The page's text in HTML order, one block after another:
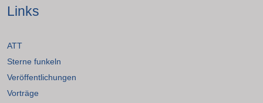
Links
ATT
Sterne funkeln
Veröffentlichungen
Vorträge